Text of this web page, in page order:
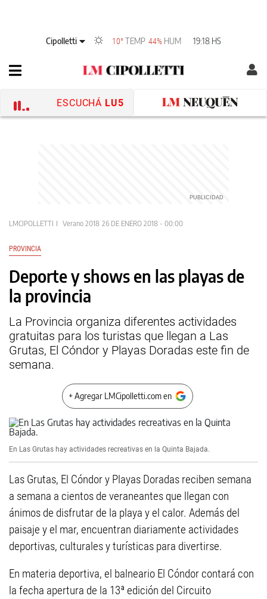
Cipolletti 10°TEMP 44% HUM 19:18 HS
ESCUCHÁ LU5
LMCIPOLLETTI Verano 2018 26 DE ENERO 2018 - 00:00
PROVINCIA
Deporte y shows en las playas de
la provincia
La Provincia organiza diferentes actividades
gratuitas para los turistas que llegan a Las
Grutas, El Cóndor y Playas Doradas este fin de
semana.
+ Agregar LMCipolletti.com en
En Las Grutas hay actividades recreativas en la Quinta Bajada.
Las Grutas, El Cóndor y Playas Doradas reciben semana
a semana a cientos de veraneantes que llegan con
ánimos de disfrutar de la playa y el calor. Además del
paisaje y el mar, encuentran diariamente actividades
deportivas, culturales y turísticas para divertirse.
En materia deportiva, el balneario El Cóndor contará con
la fecha apertura de la 13ª edición del Circuito